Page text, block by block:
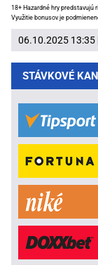
18+ Hazardné hry predstavujú
Využitie bonusov je
06.10.2025 13:35
STÁVKOVÉ